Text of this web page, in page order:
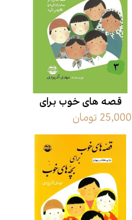
قصه های خوب برای
بچه های خوب 325,000 تومان